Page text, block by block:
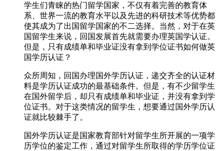
学生们青睐的热门留学国家，不仅有着完善的教育体
系、世界一流的教育水平以及先进的科研技术等优势都
使其成为了出国留学国家的不二选择。当然，对于在英
国留学生来说，回国发展首先就需要办理英国学认证。
但是，只有成绩单和毕业证没有拿到学位证书如何做英
国学历认证？
众所周知，回国办理国外学历认证，递交齐全的认证材
料是学历认证成功的最基础条件。但是，有不少留学生
在国外留学后，却只有成绩单和毕业证，并没有拿到学
位证书。对于这类情况的留学生，想要通过国外学历认
证就比较棘手了。
国外学历认证是国家教育部针对留学生所开展的一项学
历学位的鉴定工作，通过对留学生所取得的学历学位证